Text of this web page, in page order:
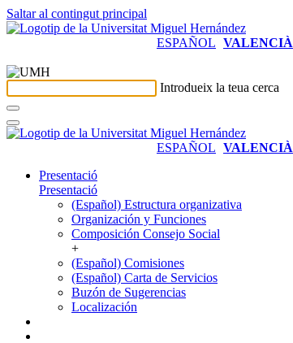
Saltar al contingut principal
ESPAÑOL VALENCIÀ
Introdueix la teua cerca
ESPAÑOL VALENCIÀ
Presentació
Presentació
(Español) Estructura organizativa
Organización y Funciones
Composición Consejo Social
+
(Español) Comisiones
(Español) Carta de Servicios
Buzón de Sugerencias
Localización